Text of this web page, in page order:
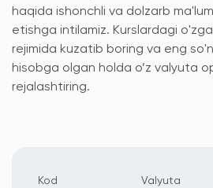
haqida ishonchli va dolzarb
etishga intilamiz. Kurslardagi
rejimida kuzatib boring va eng
hisobga olgan holda o’z valyuta
rejalashtiring.
Kod Valyuta